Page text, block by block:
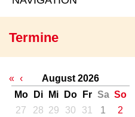
Termine
« ‹
August 2026
Mo
Di Mi Do Fr Sa So
27
28 29 30 31 1
2